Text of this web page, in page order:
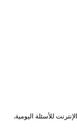
للأسئلة اليومية.